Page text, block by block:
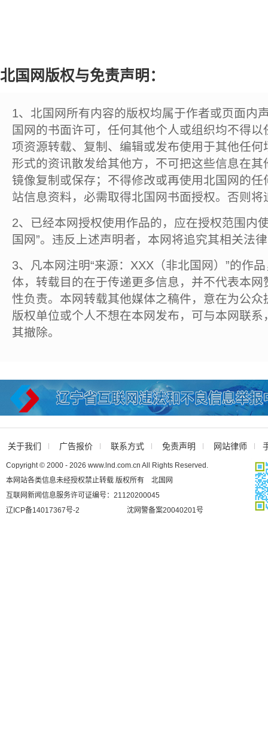
北国网版权与免责声明：
1、北国网所有内容的版权均属于作者或页面内
国网的书面许可，任何其他个人或组织均不得
项资源转载、复制、编辑或发布使用于其他任
形式的资讯散发给其他方，不可把这些信息在
镜像复制或保存；不得修改或再使用北国网的
站信息资料，必需取得北国网书面授权。否则将
2、已经本网授权使用作品的，应在授权范围内
国网”。违反上述声明者，本网将追究其相关法
3、凡本网注明“来源：XXX（非北国网）”的作
体，转载目的在于传递更多信息，并不代表本
性负责。本网转载其他媒体之稿件，意在为公
版权单位或个人不想在本网发布，可与本网联
其撤除。
关于我们 广告报价 联系方式 免责声明 网站律师
Copyright © 2000 - 2026 www.lnd.com.cn All Rights Reserved.
本网站各类信息未经授权禁止转载 版权所有 北国网
互联网新闻信息服务许可证编号：21120200045
辽ICP备14017367号-2
沈网警备案20040201号